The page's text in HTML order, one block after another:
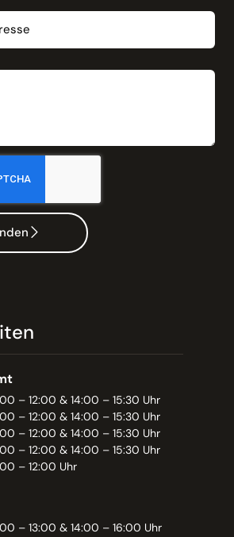
– 12:00 & 14:00 – 15:30 Uhr
– 12:00 & 14:00 – 15:30 Uhr
– 12:00 & 14:00 – 15:30 Uhr
– 12:00 & 14:00 – 15:30 Uhr
– 12:00 Uhr
– 13:00 & 14:00 – 16:00 Uhr